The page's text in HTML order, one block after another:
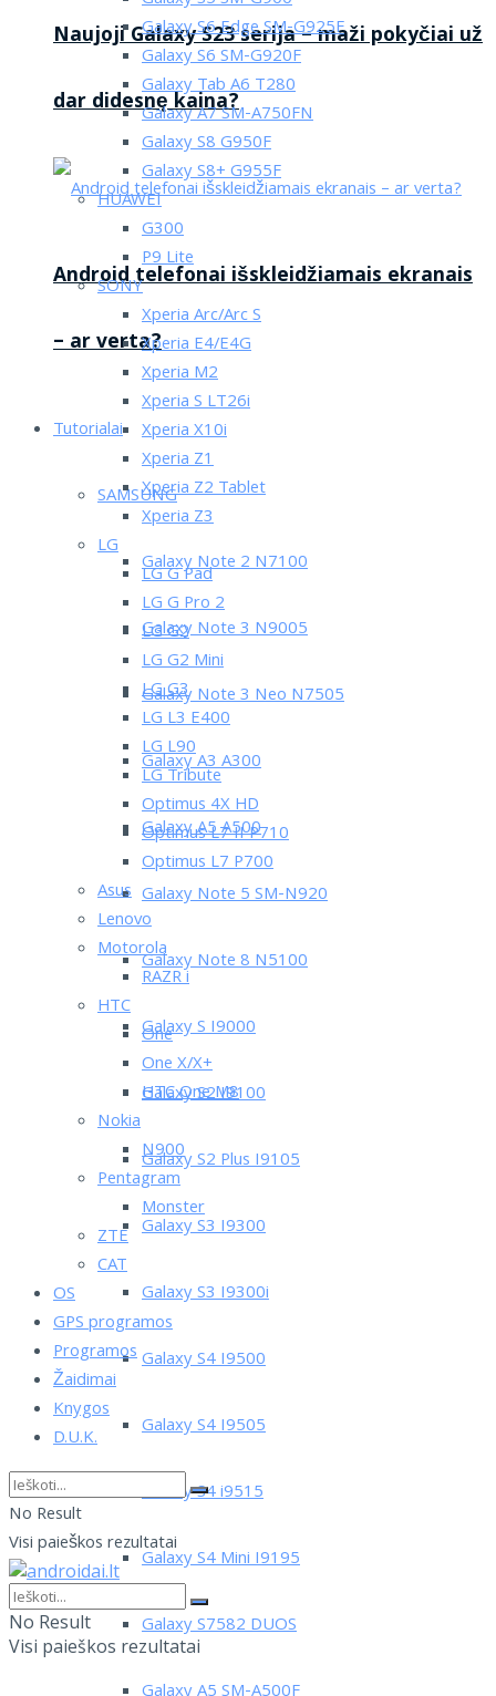
Naujoji Galaxy S23 serija – maži pokyčiai už
dar didesnę kaina?
Android telefonai išskleidžiamais ekranais
– ar verta?
Tutorialai
SAMSUNG
Galaxy Note 2 N7100
Galaxy Note 3 N9005
Galaxy Note 3 Neo N7505
Galaxy A3 A300
Galaxy A5 A500
Galaxy Note 5 SM-N920
Galaxy Note 8 N5100
Galaxy S I9000
Galaxy S2 I9100
Galaxy S2 Plus I9105
Galaxy S3 I9300
Galaxy S3 I9300i
Galaxy S4 I9500
Galaxy S4 I9505
Galaxy S4 i9515
Galaxy S4 Mini I9195
Galaxy S7582 DUOS
Galaxy S6 Edge SM-G925F
Galaxy S6 SM-G920F
Galaxy Tab A6 T280
Galaxy A7 SM-A750FN
Galaxy S8 G950F
Galaxy S8+ G955F
HUAWEI
G300
P9 Lite
SONY
Xperia Arc/Arc S
Xperia E4/E4G
Xperia M2
Xperia S LT26i
Xperia X10i
Xperia Z1
Xperia Z2 Tablet
Xperia Z3
LG
LG G Pad
LG G Pro 2
LG G2
LG G2 Mini
LG G3
LG L3 E400
LG L90
LG Tribute
Optimus 4X HD
Optimus L7 II P710
Optimus L7 P700
Asus
Lenovo
Motorola
RAZR i
HTC
One
One X/X+
HTC One M8
Nokia
N900
Pentagram
Monster
ZTE
CAT
OS
GPS programos
Programos
Žaidimai
Knygos
D.U.K.
No Result
Visi paieškos rezultatai
No Result
Visi paieškos rezultatai